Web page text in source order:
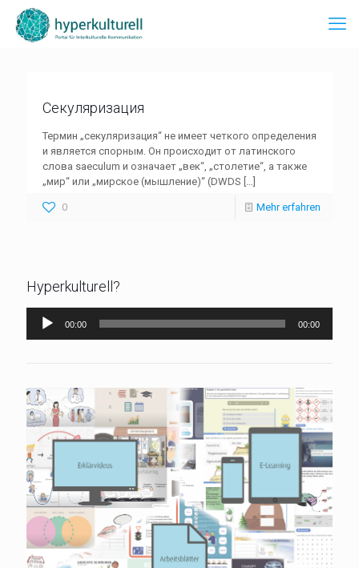
Секуляризация
Термин „секуляризация“ не имеет четкого определения
и является спорным. Он происходит от латинского
слова saeculum и означает „век“, „столетие“, а также
„мир“ или „мирское (мышление)“ (DWDS […]
0 Mehr erfahren
Hyperkulturell?
Audio-
Player
00:00 00:00